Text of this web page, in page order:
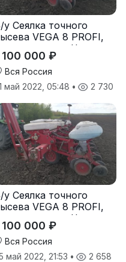
у Сеялка точного
VEGA 8 PROFI,
Червона
2016 г., в
состоянии
100 000 ₽
Вся Россия
май 2022, 05:48 • 2 730
у Сеялка точного
VEGA 8 PROFI,
Червона
2016 г., в
состоянии
100 000 ₽
Вся Россия
май 2022, 21:53 • 2 658